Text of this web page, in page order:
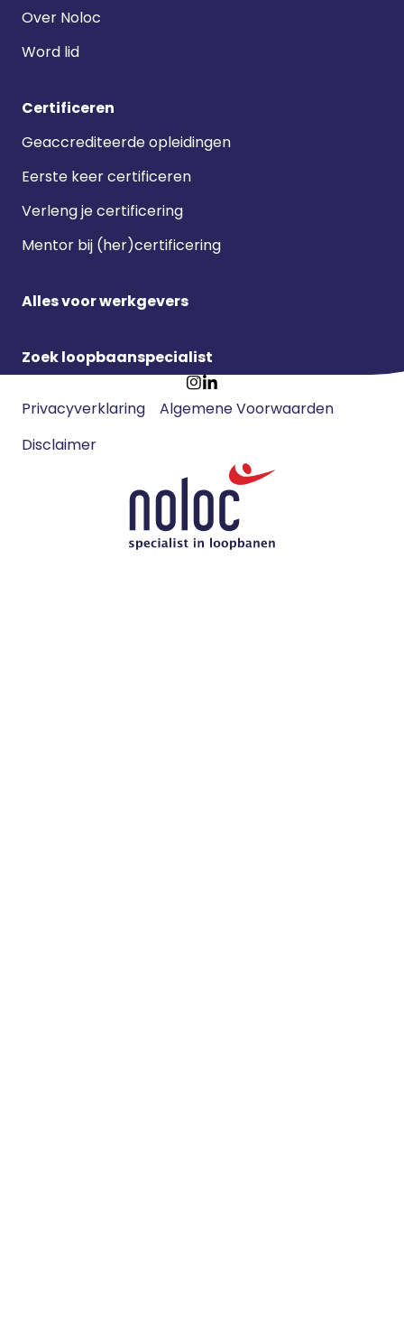
Over Noloc
Word lid
Certificeren
Geaccrediteerde opleidingen
Eerste keer certificeren
Verleng je certificering
Mentor bij (her)certificering
Alles voor werkgevers
Zoek loopbaanspecialist
GaGa
Footer
navigatie
Privacyverklaring
Algemene Voorwaarden
Disclaimer